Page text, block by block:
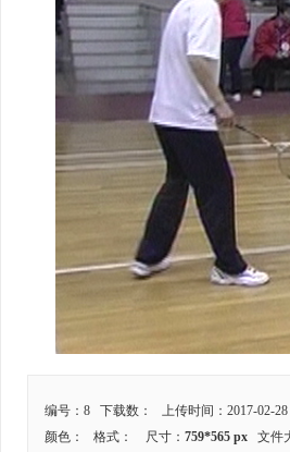
编号：8 下载数：
上传时间：2017-02-28
颜色：
格式： 尺寸： 759*565 px 文件